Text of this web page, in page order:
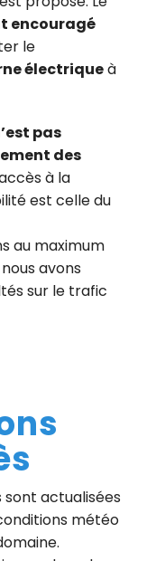
encouragé
le
électriqueà
pas
des
à la
est celle du
au maximum
avons
sur le trafic
sont actualisées
météo